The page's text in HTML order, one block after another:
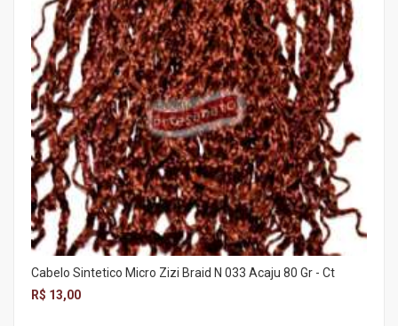
Cabelo Sintetico Micro Zizi Braid N 033 Acaju 80 Gr - Ct
R$ 13,00